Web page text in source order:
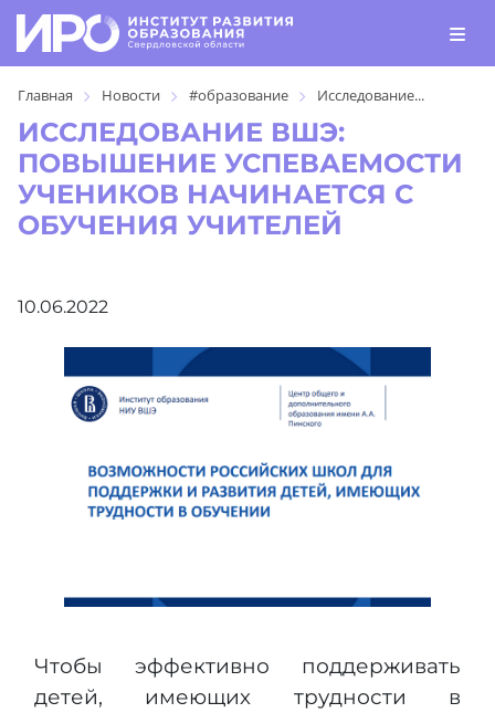
Главная Новости #образование Исследование...
ИССЛЕДОВАНИЕ ВШЭ:
ПОВЫШЕНИЕ УСПЕВАЕМОСТИ
УЧЕНИКОВ НАЧИНАЕТСЯ С
ОБУЧЕНИЯ УЧИТЕЛЕЙ
10.06.2022
Чтобы эффективно поддерживать
детей, имеющих трудности в